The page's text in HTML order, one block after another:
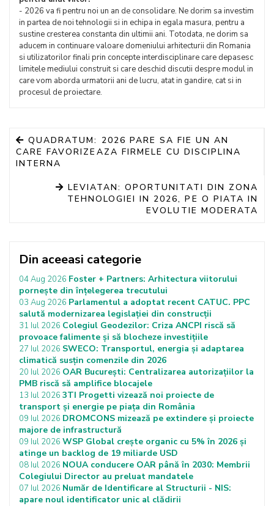
- 2026 va fi pentru noi un an de consolidare. Ne dorim sa investim
in partea de noi tehnologii si in echipa in egala masura, pentru a
sustine cresterea constanta din ultimii ani. Totodata, ne dorim sa
aducem in continuare valoare domeniului arhitecturii din Romania
si utilizatorilor finali prin concepte interdisciplinare care depasesc
limitele mediului construit si care deschid discutii despre modul in
care vom aborda urmatorii ani de lucru, atat in gandire, cat si in
procesul de proiectare.
QUADRATUM: 2026 PARE SA FIE UN AN
CARE FAVORIZEAZA FIRMELE CU DISCIPLINA
INTERNA
LEVIATAN: OPORTUNITATI DIN ZONA
TEHNOLOGIEI IN 2026, PE O PIATA IN
EVOLUTIE MODERATA
Din aceeasi categorie
04 Aug 2026 Foster + Partners: Arhitectura viitorului
pornește din înțelegerea trecutului
03 Aug 2026 Parlamentul a adoptat recent CATUC. PPC
salută modernizarea legislației din construcții
31 Iul 2026 Colegiul Geodezilor: Criza ANCPI riscă să
provoace falimente și să blocheze investițiile
27 Iul 2026 SWECO: Transportul, energia și adaptarea
climatică susțin comenzile din 2026
20 Iul 2026 OAR București: Centralizarea autorizațiilor la
PMB riscă să amplifice blocajele
13 Iul 2026 3TI Progetti vizează noi proiecte de
transport și energie pe piața din România
09 Iul 2026 DROMCONS mizează pe extindere și proiecte
majore de infrastructură
09 Iul 2026 WSP Global crește organic cu 5% în 2026 și
atinge un backlog de 19 miliarde USD
08 Iul 2026 NOUA conducere OAR până în 2030: Membrii
Colegiului Director au preluat mandatele
07 Iul 2026 Număr de Identificare al Structurii - NIS:
apare noul identificator unic al clădirii